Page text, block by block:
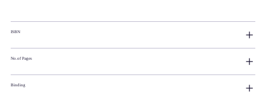
ISBN
No.of Pages
Binding